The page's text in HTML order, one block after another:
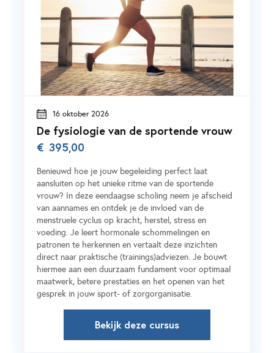
16 oktober 2026
De fysiologie van de sportende vrouw
€ 395,00
Benieuwd hoe je jouw begeleiding perfect laat
aansluiten op het unieke ritme van de sportende
vrouw? In deze eendaagse scholing neem je afscheid
van aannames en ontdek je de invloed van de
menstruele cyclus op kracht, herstel, stress en
voeding. Je leert hormonale schommelingen en
patronen te herkennen en vertaalt deze inzichten
direct naar praktische (trainings)adviezen. Je bouwt
hiermee aan een duurzaam fundament voor optimaal
maatwerk, betere prestaties en het openen van het
gesprek in jouw sport- of zorgorganisatie.
Bekijk deze cursus